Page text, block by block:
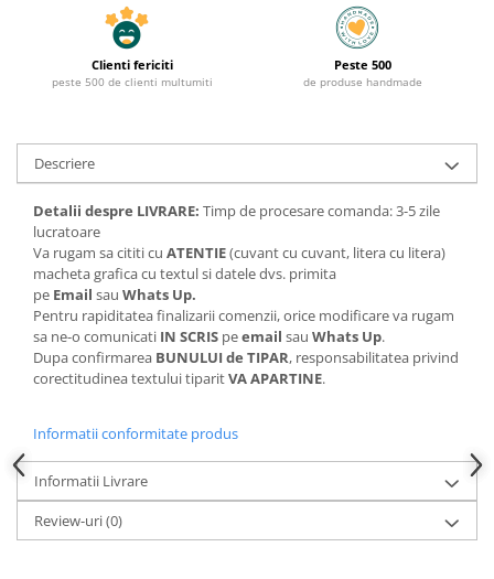
Clienti fericiti
peste 500 de clienti multumiti
Peste 500
de produse handmade
Descriere
Detalii despre LIVRARE: Timp de procesare comanda: 3-5 zile
lucratoare
Va rugam sa cititi cu ATENTIE(cuvant cu cuvant, litera cu litera)
macheta grafica cu textul si datele dvs. primita
pe Email sau Whats Up.
Pentru rapiditatea finalizarii comenzii, orice modificare va rugam
sa ne-o comunicati IN SCRIS peemail sau Whats Up.
Dupa confirmarea BUNULUI de TIPAR, responsabilitatea privind
corectitudinea textului tiparitVA APARTINE.
Informatii conformitate produs
Informatii Livrare
Review-uri(0)